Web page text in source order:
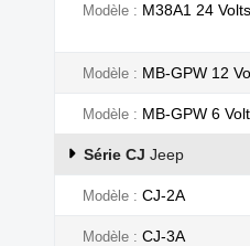
Modèle M38A1 24 Volts
Modèle MB-GPW 12
Modèle MB-GPW 6
Série CJ Jeep
Modèle CJ-2A
Modèle CJ-3A